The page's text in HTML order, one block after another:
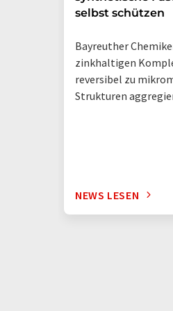
selbst schützen
Bayreuther
zinkhaltigen
reversibel zu
Strukturen
NEWS LESEN